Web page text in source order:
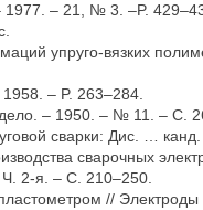
1977. – 21, № 3. –P.
упруго-вязких
– P. 263–284.
– 1950. – № 11. – С.
сварки: Дис. …
сварочных
2-я. – С. 210–250.
//